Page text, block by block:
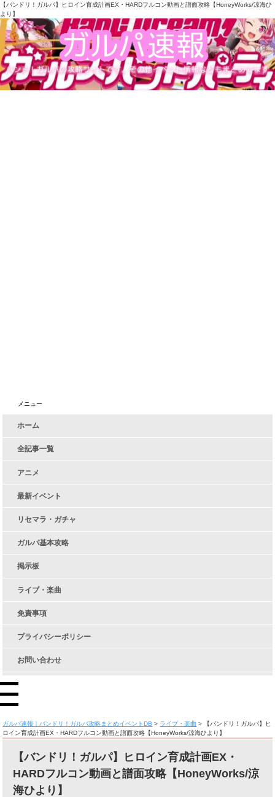
【バンドリ！ガルパ】ヒロイン育成計画EX・HARDフルコン動画と譜面攻略【HoneyWorks/涼海ひ
より】
メニュー
ホーム
全記事一覧
アニメ
最新イベント
リセマラ・ガチャ
ガルパ基本攻略
掲示板
ライブ・楽曲
免責事項
プライバシーポリシー
お問い合わせ
ガルパ速報｜バンドリ！ガルパ攻略まとめイベントDB > ライブ・楽曲 >
【バンドリ！ガルパ】ヒ
ロイン育成計画EX・HARDフルコン動画と譜面攻略【HoneyWorks/涼海ひより】
【バンドリ！ガルパ】ヒロイン育成計画EX・
HARDフルコン動画と譜面攻略【HoneyWorks/涼
海ひより】